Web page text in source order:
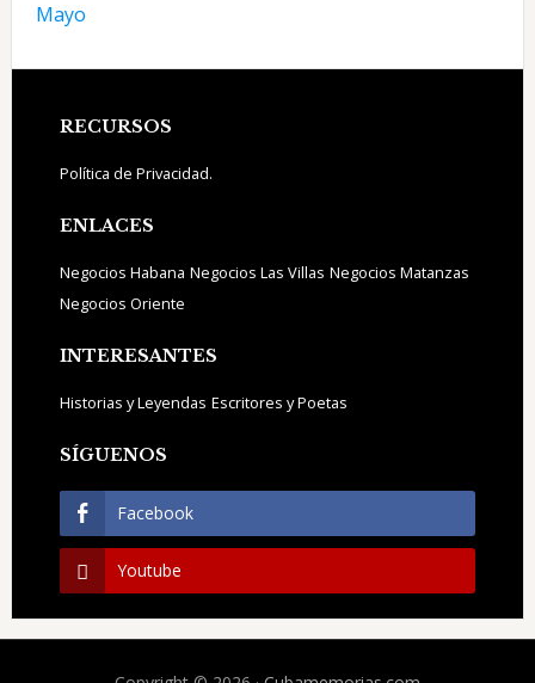
Mayo
Footer
RECURSOS
Política de Privacidad.
ENLACES
Negocios Habana Negocios Las Villas Negocios Matanzas
Negocios Oriente
INTERESANTES
Historias y Leyendas Escritores y Poetas
SÍGUENOS
Facebook
Youtube